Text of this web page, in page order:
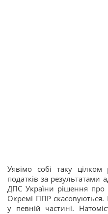
Уявімо собі таку
податків за результатами
ДПС України рішення про
Окремі ППР скасовуються.
у певній частині.